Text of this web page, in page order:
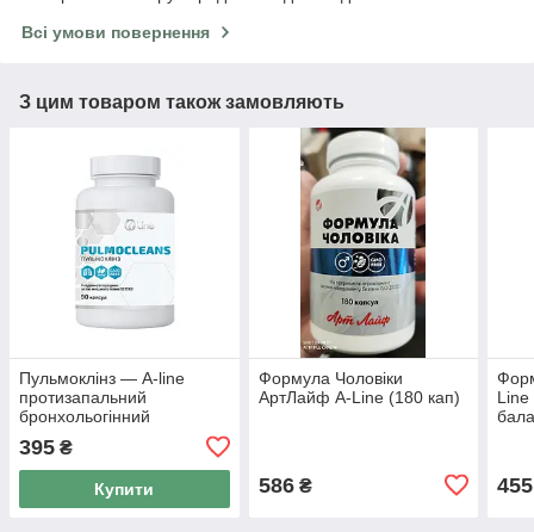
Всі умови повернення
З цим товаром також замовляють
Пульмоклінз — A-line
протизапальний
бронхольогінний
фітокомплекс 90 капсул
395 ₴
Купити
Формула Чоловіки
АртЛайф A-Line (180 кап)
586₴
Line
455